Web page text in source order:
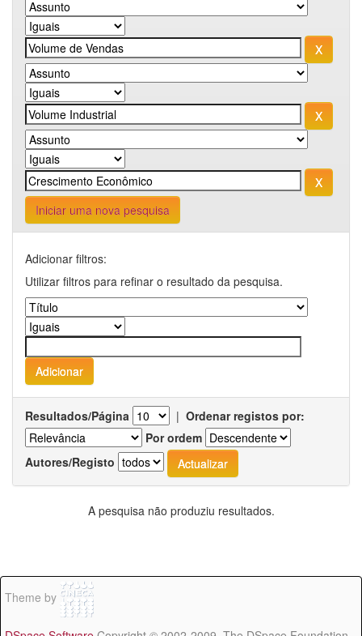
Iniciar uma nova pesquisa
Adicionar filtros:
Utilizar filtros para refinar o resultado da pesquisa.
Resultados/Página | Ordenar registos por:
Por ordem
Autores/Registo
A pesquisa não produziu resultados.
Theme by